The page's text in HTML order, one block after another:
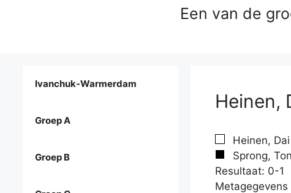
Een van de
Heinen,
Heinen,
Sprong,
Resultaat: 0-1
Metagegevens
Ivanchuk-Warmerdam
Groep A
Groep B